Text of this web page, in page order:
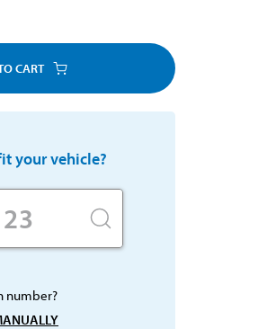
CART
your vehicle?
number?